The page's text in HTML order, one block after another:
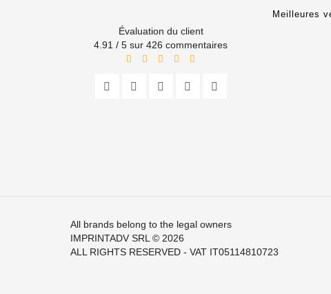
Évaluation du client
4.91 / 5 sur 426 commentaires
Meilleures
All brands belong to the legal owners
IMPRINTADV SRL © 2026
ALL RIGHTS RESERVED - VAT IT05114810723